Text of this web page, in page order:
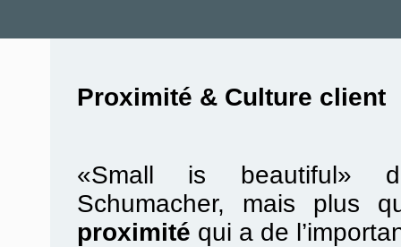
Proximité & Culture client
«Small is beautiful»
Schumacher, mais plus
proximité qui a de